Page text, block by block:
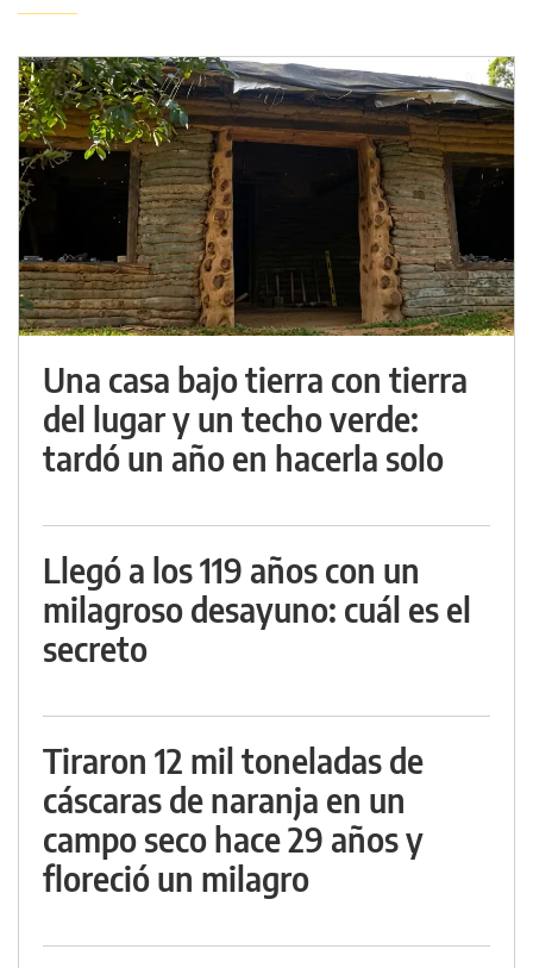
Una casa bajo tierra con tierra
del lugar y un techo verde:
tardó un año en hacerla solo
Llegó a los 119 años con un
milagroso desayuno: cuál es el
secreto
Tiraron 12 mil toneladas de
cáscaras de naranja en un
campo seco hace 29 años y
floreció un milagro